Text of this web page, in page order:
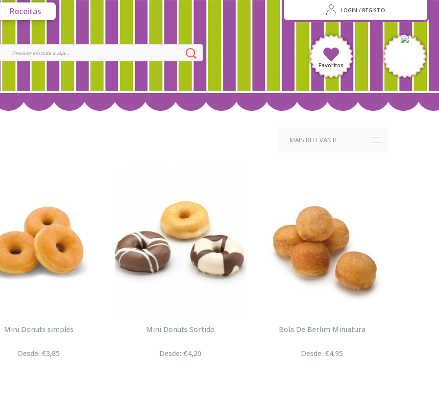
Receitas LOGIN / REGISTO
Favoritos
Mini Donuts simples
Desde: €3,85
Mini Donuts Sortido
Desde: €4,20
Bola De Berlim Miniatura
Desde: €4,95